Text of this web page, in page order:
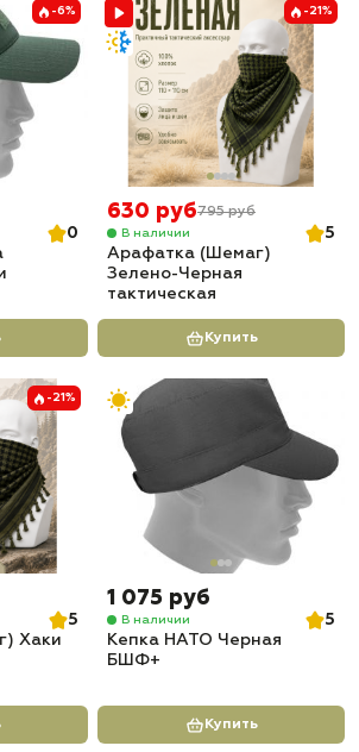
-6%
0
-21%
630 руб795 руб
В наличии
5
Арафатка (Шемаг)
Зелено-Черная
тактическая
Купить
-21%
5
Хаки
1 075 руб
В наличии
5
Кепка НАТО Черная
БШФ+
Купить